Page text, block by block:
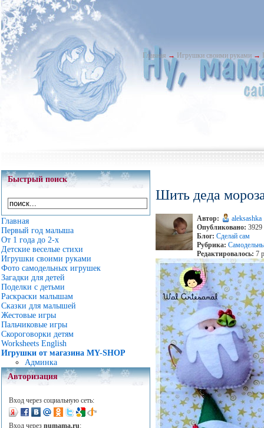
Главная → Игрушки своими руками →
Быстрый поиск
Главная
Первый год малыша
От 1 года до 2-х
Детские веселые стихи
Игрушки своими руками
Фото самодельных игрушек
Загадки для детей
Поделки с детьми
Раскраски малышам
Сказки для малышей
Жестовые игры
Пальчиковые игры
Скороговорки детям
Worksheets English
Игрушки от магазина MY-SHOP
Админка
Авторизация
Вход через социальную сеть:
Вход через numama.ru:
Шить деда
Автор:
aleksashka
Опубликовано: 3929
Блог: Сделай сам
Рубрика:
Редактировалось: 7